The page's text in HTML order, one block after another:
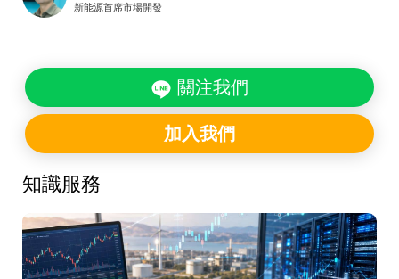
新能源首席市場開發
關注我們
加入我們
知識服務